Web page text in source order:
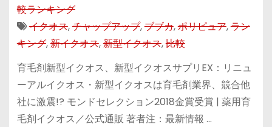
較ランキング
イクオス,チャップアップ,ブブカ,ポリピュア,ラン
キング,新イクオス,新型イクオス,比較
育毛剤新型イクオス、新型イクオスサプリEX：リニュ
ーアルイクオス・新型イクオスは育毛剤業界、競合他
社に激震!? モンドセレクション2018金賞受賞 | 薬用育
毛剤イクオス／公式‎通販 著者注：最新情報 …